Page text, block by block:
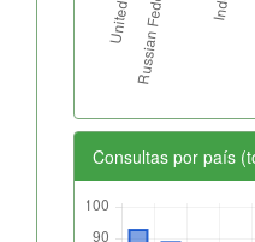
Consultas por país